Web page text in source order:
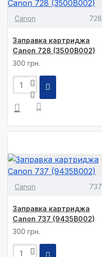
Canon 728
Заправка картриджа
Canon 728 (3500B002)
300 грн.
Canon 737
Заправка картриджа
Canon 737 (9435B002)
300 грн.